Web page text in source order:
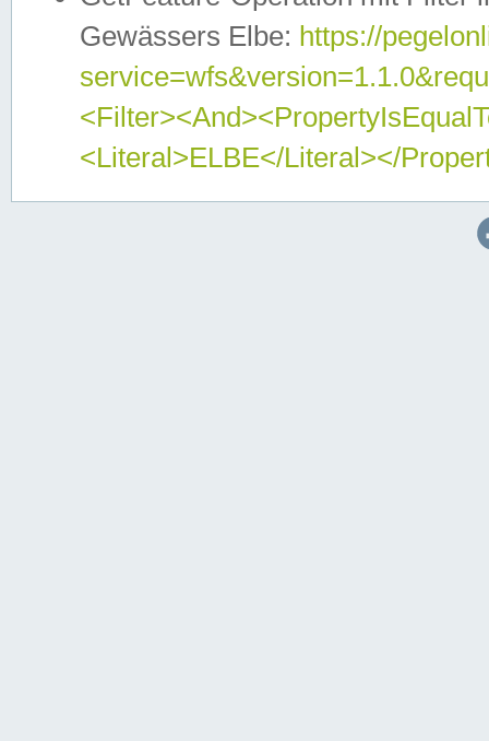
Gewässers Elbe: https://
<Literal>ELBE</Literal></